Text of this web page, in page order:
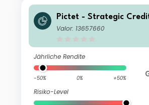
Pictet - Strategic
Valor: 13657660
Jährliche Rendite
-50% 0% +50%
Risiko-Level